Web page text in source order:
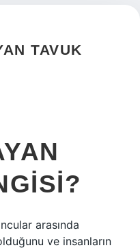
TAVUK
arasında
ve insanların